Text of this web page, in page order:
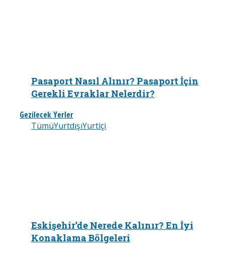
Pasaport Nasıl Alınır? Pasaport İçin
Gerekli Evraklar Nelerdir?
Gezilecek Yerler
TümüYurtdışıYurtiçi
Eskişehir’de Nerede Kalınır? En İyi
Konaklama Bölgeleri